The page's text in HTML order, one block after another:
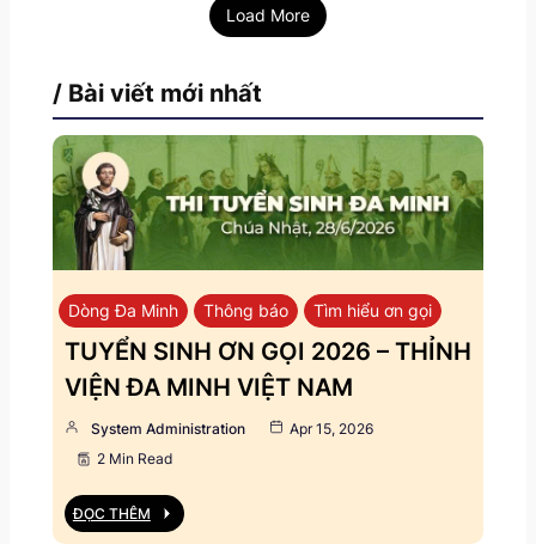
Load More
/ Bài viết mới nhất
Dòng Đa Minh Thông báo Tìm hiểu ơn gọi
TUYỂN SINH ƠN GỌI 2026 – THỈNH
VIỆN ĐA MINH VIỆT NAM
System Administration
Apr 15, 2026
2 Min Read
ĐỌC THÊM